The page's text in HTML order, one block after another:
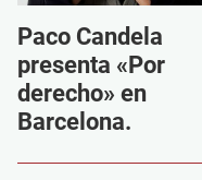
Paco Candela
presenta «Por
derecho» en
Barcelona.